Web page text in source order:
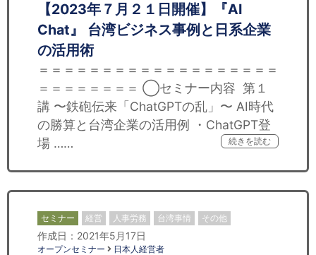
【2023年７月２１日開催】『AI
Chat』 台湾ビジネス事例と日系企業
の活用術
＝＝＝＝＝＝＝＝＝＝＝＝＝＝＝＝＝＝＝
＝＝＝＝＝＝＝＝ ◯セミナー内容 第１
講 〜鉄砲伝来「ChatGPTの乱」〜 AI時代
の勝算と台湾企業の活用例 ・ChatGPT登
場 ……
続きを読む
セミナー 経営 人事労務 台湾事情 その他
作成日：2021年5月17日
オープンセミナー 日本人経営者